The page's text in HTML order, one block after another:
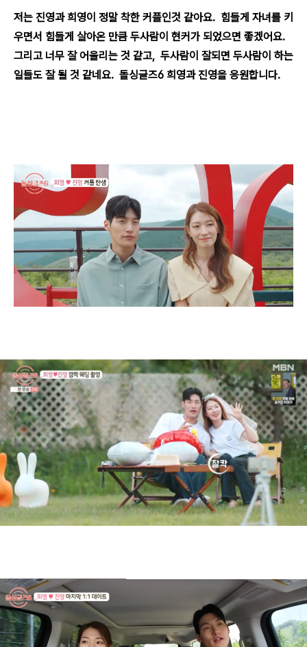
저는 진영과 희영이 정말 착한 커플인것 같아요. 힘들게 자녀를 키
우면서 힘들게 살아온 만큼 두사람이 현커가 되었으면 좋겠어요.
그리고 너무 잘 어울리는 것 같고, 두사람이 잘되면 두사람이 하는
일들도 잘 될 것 같네요. 돌싱글즈6 희영과 진영을 응원합니다.